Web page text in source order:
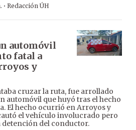
· Redacción ÚH
automóvil
fatal a
y
cruzar la ruta, fue arrollado
automóvil que huyó tras el hecho
El hecho ocurrió en Arroyos y
el vehículo involucrado pero
detención del conductor.